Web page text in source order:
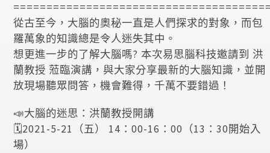
從古至今，大腦的奧秘一直是人們探求的對象，而包
羅萬象的知識總是令人迷失其中。
想更進一步的了解大腦嗎? 本次易思腦科技邀請到 洪
蘭教授 蒞臨演講，與大家分享最新的大腦知識，並開
放現場聽眾問答，機會難得，千萬不要錯過！
📣大腦的迷思：洪蘭教授開講
🗓2021-5-21（五） 14：00-16：00（13：30開始入
場）